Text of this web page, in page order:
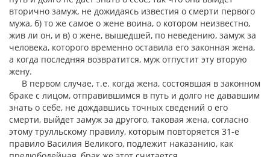
вторично замуж, не дожидаясь известия о смерти первого
мужа, б) то же самое о жене воина, о котором неизвестно,
жив ли он, и в) о жене, вышедшей, по неведению, замуж за
человека, которого временно оставила его законная жена,
а когда последняя возвратится, муж отпустит эту вторую
жену.
В первом случае, т.е. когда жена, состоявшая в законном
браке с лицом, отправившимся в путь и долго не дававшим
знать о себе, не дождавшись точных сведений о его
смерти, выйдет замуж за другого, таковая жена, согласно
этому трулльскому правилу, которым повторяется 31-е
правило Василия Великого, подлежит наказанию, как